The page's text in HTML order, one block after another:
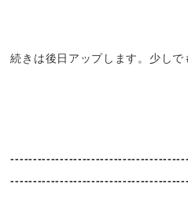
続きは後日アップします。少しで